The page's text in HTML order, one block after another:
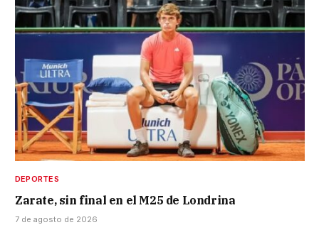
DEPORTES
Zarate, sin final en el M25 de Londrina
7 de agosto de 2026